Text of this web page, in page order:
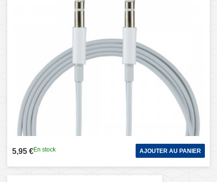
5,95 €En stock AJOUTER AU PANIER